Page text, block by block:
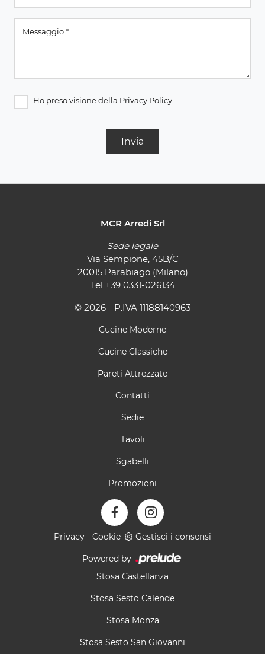
Ho preso visione della Privacy Policy
Invia
MCR Arredi Srl
Sede legale
Via Sempione, 45B/C
20015 Parabiago (Milano)
Tel +39 0331-026134
© 2026 - P.IVA 11188140963
Cucine Moderne
Cucine Classiche
Pareti Attrezzate
Contatti
Sedie
Tavoli
Sgabelli
Promozioni
Privacy - Cookie Gestisci i consensi
Powered by
Stosa Castellanza
Stosa Sesto Calende
Stosa Monza
Stosa Sesto San Giovanni